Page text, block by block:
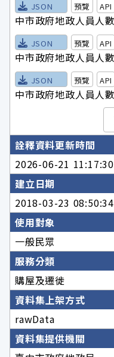
JSON 預覽 API
中市政府地政人員人
JSON 預覽 API
中市政府地政人員人
JSON 預覽 API
中市政府地政人員人
詮釋資料更新時間
2026-06-21 11:17:30
建立日期
2018-03-23 08:50:34
使用對象
一般民眾
服務分類
購屋及遷徙
資料集上架方式
rawData
資料集提供機關